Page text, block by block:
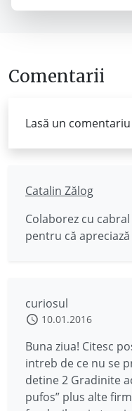
Comentarii
Lasă un
Catalin Zălog
Colaborez cu
pentru că apreciază
curiosul
10.01.2016
Buna ziua! Citesc
intreb de ce nu se
detine 2 Gradinite
pufos” plus alte